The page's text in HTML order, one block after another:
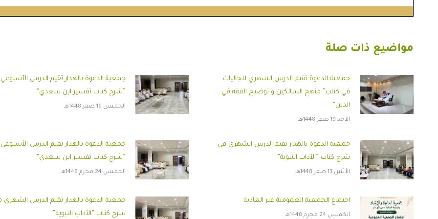
مواضيع ذات صلة
جمعية الدعوة تقيم الدرس الشهري للجاليات
في كتاب” منهج السالكين و توضيح الفقه في
الدين”
الأحد 19 صفر 1448هـ
جمعية الدعوة بالهدار تقيم الدرس
”شرح كتاب تفسير ابن سعدي”
الخميس 16 صفر 1448هـ
جمعية الدعوة بالهدار تقيم الدرس الشهري في
شرح كتاب ”الآداب النبوية”
الأثنين 13 صفر 1448هـ
جمعية الدعوة بالهدار تقيم الدرس
”شرح كتاب تفسير ابن سعدي”
الخميس 24 محرم 1448هـ
اجتماع الجمعية العمومية غير العادية
الخميس 24 محرم 1448هـ
جمعية الدعوة بالهدار تقيم الدرس الشهري
شرح كتاب ”الآداب النبوية”